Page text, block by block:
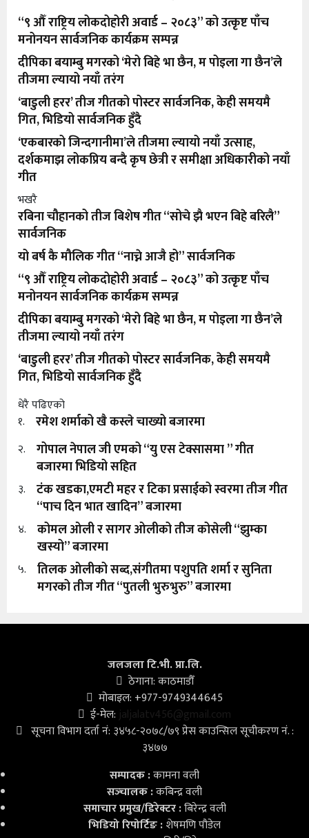
“९ औँ राष्ट्रिय लोकदोहोरी अवार्ड – २०८३” को उत्कृष्ट पाँच
मनोनयन सार्वजनिक कार्यक्रम सम्पन्न
दीपिका बयाम्बु मगरको ‘मेरो बिहे भा छैन, म पोइला गा छैन’ले
तीजमा ल्यायो नयाँ तरंग
‘बाडुली हरर’ तीज गीतको पोस्टर सार्वजनिक, केही समयमै
गित, भिडियो सार्वजनिक हुँदै
‘एकबारको जिन्दगानीमा’ले तीजमा ल्यायो नयाँ उत्साह,
दर्शकमाझ लोकप्रिय बन्दै कृष छेत्री र समीक्षा अधिकारीको नयाँ
गीत
भखरै
रबिना चौहानको तीज बिशेष गीत “सोचे झै भएन बिहे बरिलै”
सार्वजनिक
यो बर्ष कै मौलिक गीत “नाच्ने आजै हो” सार्वजनिक
“९ औँ राष्ट्रिय लोकदोहोरी अवार्ड – २०८३” को उत्कृष्ट पाँच
मनोनयन सार्वजनिक कार्यक्रम सम्पन्न
दीपिका बयाम्बु मगरको ‘मेरो बिहे भा छैन, म पोइला गा छैन’ले
तीजमा ल्यायो नयाँ तरंग
‘बाडुली हरर’ तीज गीतको पोस्टर सार्वजनिक, केही समयमै
गित, भिडियो सार्वजनिक हुँदै
धेरै पढिएको
१.
रमेश शर्माको खै कस्ले चाख्यो बजारमा
२.
गोपाल नेपाल जी एमको “यु एस टेक्सासमा ” गीत
बजारमा भिडियो सहित
३.
टंक खडका,एमटी महर र टिका प्रसाईको स्वरमा तीज गीत
“पाच दिन भात खादिन” बजारमा
४.
कोमल ओली र सागर ओलीको तीज कोसेली “झुम्का
खस्यो” बजारमा
५.
तिलक ओलीको सब्द,संगीतमा पशुपति शर्मा र सुनिता
मगरको तीज गीत “पुतली भुरुभुरु” बजारमा
जलजला टि.भी. प्रा.लि.
ठेगाना: काठमाडौँ
मोबाइल: +977-9749344645
ई-मेल: jaljalatv456@gmail.com
सूचना विभाग दर्ता नं: ३४५८-२०७८/७९ प्रेस काउन्सिल सूचीकरण नं. :
३४७७
सम्पादक :कामना वली
सञ्‍चालक :कबिन्द्र वली
समाचार प्रमुख/डिरेक्टर :बिरेन्द्र वली
भिडियोरिपोर्टिङ :शेषमणि पौडेल